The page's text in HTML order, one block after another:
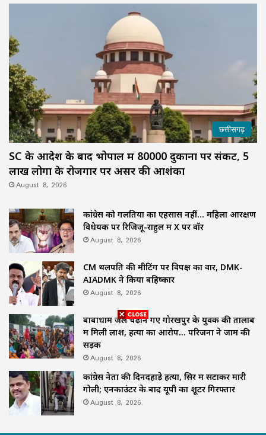
छत्तीसगढ़
SC के आदेश के बाद भोपाल में 80000 दुकानों पर संकट, 5
लाख लोगों के रोजगार पर असर की आशंका
August 8, 2026
कांग्रेस को गलतियों का एहसास नहीं… महिला आरक्षण
विधेयक पर रिजिजू-राहुल में X पर वॉर
August 8, 2026
CM थलपति की मीटिंग पर विपक्ष का वार, DMK-
AIADMK ने किया बहिष्कार
August 8, 2026
बाबाधाम जल चढ़ाने गए गोरखपुर के युवक की तालाब
में मिली लाश, हत्या का आरोप… परिजनों ने जाम की
सड़क
August 8, 2026
कांग्रेस नेता की दिनदहाड़े हत्या, सिर में सटाकर मारी
गोली; एनकाउंटर के बाद यूपी का शूटर गिरफ्तार
August 8, 2026